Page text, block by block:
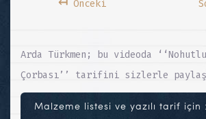
Önceki
Arda Türkmen; bu videoda
Çorbası’’ tarifini sizlerle
Malzeme listesi ve yazılı tarif için :